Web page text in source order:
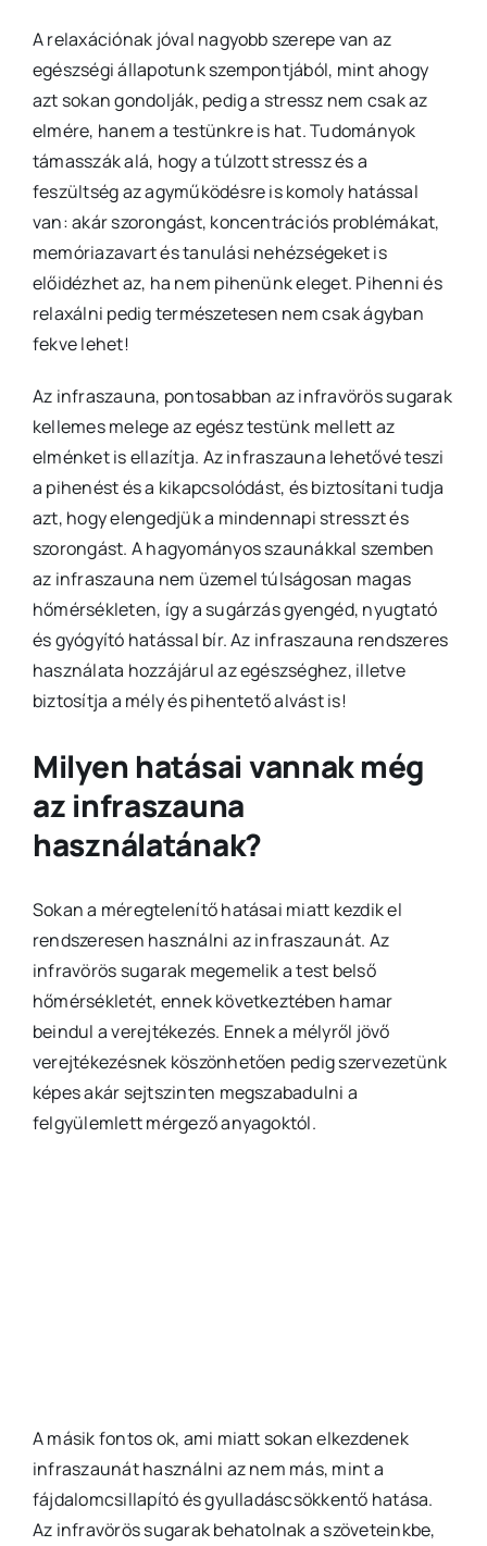
A relaxációnak jóval nagyobb szerepe van az
egészségi állapotunk szempontjából, mint ahogy
azt sokan gondolják, pedig a stressz nem csak az
elmére, hanem a testünkre is hat. Tudományok
támasszák alá, hogy a túlzott stressz és a
feszültség az agyműködésre is komoly hatással
van: akár szorongást, koncentrációs problémákat,
memóriazavart és tanulási nehézségeket is
előidézhet az, ha nem pihenünk eleget. Pihenni és
relaxálni pedig természetesen nem csak ágyban
fekve lehet!
Az infraszauna, pontosabban az infravörös sugarak
kellemes melege az egész testünk mellett az
elménket is ellazítja. Az infraszauna lehetővé teszi
a pihenést és a kikapcsolódást, és biztosítani tudja
azt, hogy elengedjük a mindennapi stresszt és
szorongást. A hagyományos szaunákkal szemben
az infraszauna nem üzemel túlságosan magas
hőmérsékleten, így a sugárzás gyengéd, nyugtató
és gyógyító hatással bír. Az infraszauna rendszeres
használata hozzájárul az egészséghez, illetve
biztosítja a mély és pihentető alvást is!
Milyen hatásai vannak még
az infraszauna
használatának?
Sokan a méregtelenítő hatásai miatt kezdik el
rendszeresen használni az infraszaunát. Az
infravörös sugarak megemelik a test belső
hőmérsékletét, ennek következtében hamar
beindul a verejtékezés. Ennek a mélyről jövő
verejtékezésnek köszönhetően pedig szervezetünk
képes akár sejtszinten megszabadulni a
felgyülemlett mérgező anyagoktól.
A másik fontos ok, ami miatt sokan elkezdenek
infraszaunát használni az nem más, mint a
fájdalomcsillapító és gyulladáscsökkentő hatása.
Az infravörös sugarak behatolnak a szöveteinkbe,